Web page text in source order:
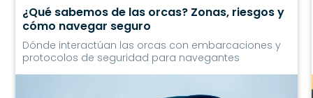
¿Qué sabemos de las orcas? Zonas, riesgos y
cómo navegar seguro
Dónde interactúan las orcas con embarcaciones y
protocolos de seguridad para navegantes